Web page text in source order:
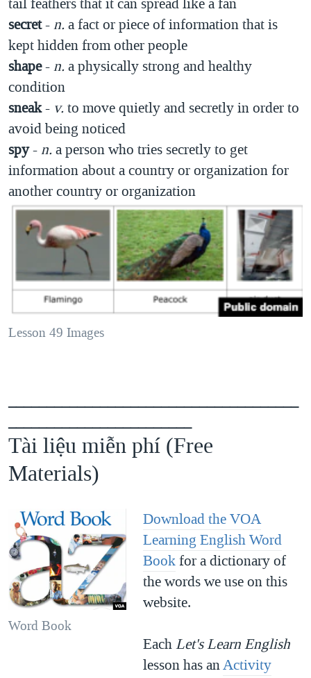
secret-n. a fact or piece of information that is
kept hidden from other people
shape-n. a physically strong and healthy
condition
sneak- v. to move quietly and secretly in order to
avoid being noticed
spy-n. a person who tries secretly to get
information about a country or organization for
another country or organization
Lesson 49 Images
Tài liệu miễn phí (Free
Materials)​
Word Book
Download the VOA
Learning English Word
Bookfor a dictionary of
the words we use on this
website.
EachLet's Learn English
lesson has anActivity